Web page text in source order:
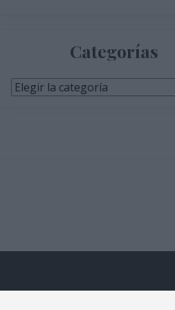
Categorías
Categorías